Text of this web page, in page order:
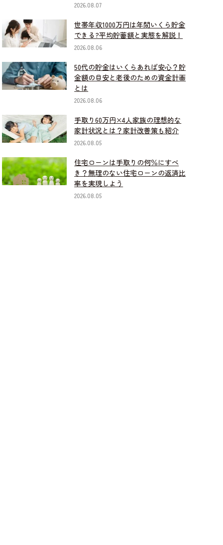
2026.08.07
世帯年収1000万円は年間いくら貯金
できる?平均貯蓄額と実態を解説！
2026.08.06
50代の貯金はいくらあれば安心？貯
金額の目安と老後のための資金計画
とは
2026.08.06
手取り60万円×4人家族の理想的な
家計状況とは？家計改善策も紹介
2026.08.05
住宅ローンは手取りの何％にすべ
き？無理のない住宅ローンの返済比
率を実現しよう
2026.08.05